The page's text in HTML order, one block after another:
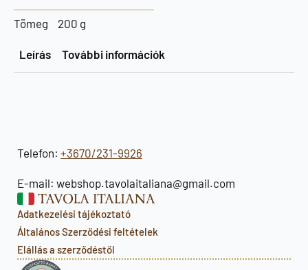
Tömeg 200 g
Leírás További információk
Telefon: +3670/231-9926
E-mail: webshop.tavolaitaliana@gmail.com
Adatkezelési tájékoztató
Általános Szerződési feltételek
Elállás a szerződéstől